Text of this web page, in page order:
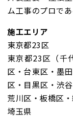
ム工事のプロで
施工エリア
東京都23区
東京都23区（千
区・台東区・墨
区・目黒区・渋
荒川区・板橋区
埼玉県